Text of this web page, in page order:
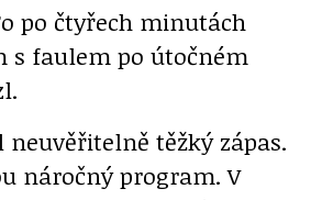
po čtyřech minutách
s faulem po útočném
neuvěřitelně těžký zápas.
náročný program. V